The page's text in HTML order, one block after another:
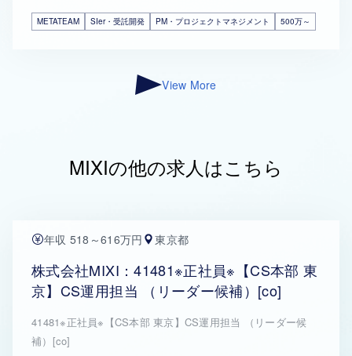
METATEAM SIer・受託開発 PM・プロジェクトマネジメント 500万～
View More
MIXIの他の求人はこちら
年収 518～616万円 東京都
株式会社MIXI：41481※正社員※【CS本部 東
京】CS運用担当 （リーダー候補）[co]
41481※正社員※【CS本部 東京】CS運用担当 （リーダー候
補）[co]